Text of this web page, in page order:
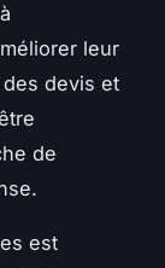
leur
devis et
de
est